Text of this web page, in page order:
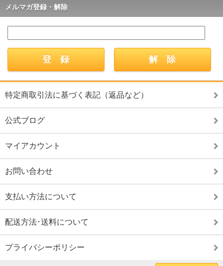
メルマガ登録・解除
特定商取引法に基づく表記（返品など）
公式ブログ
マイアカウント
お問い合わせ
支払い方法について
配送方法･送料について
プライバシーポリシー